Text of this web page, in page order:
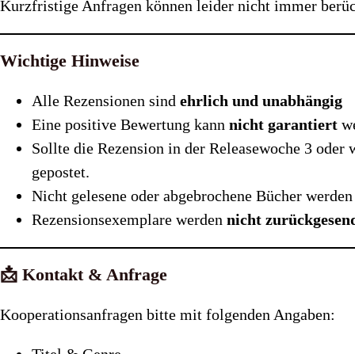
Kurzfristige Anfragen können leider nicht immer
Wichtige Hinweise
Alle Rezensionen sind ehrlich und unabhängig
Eine positive Bewertung kann nicht garantiert
Sollte die Rezension in der Releasewoche 3
gepostet.
Nicht gelesene oder abgebrochene Bücher
Rezensionsexemplare werden nicht
📩 Kontakt & Anfrage
Kooperationsanfragen bitte mit folgenden Angaben: